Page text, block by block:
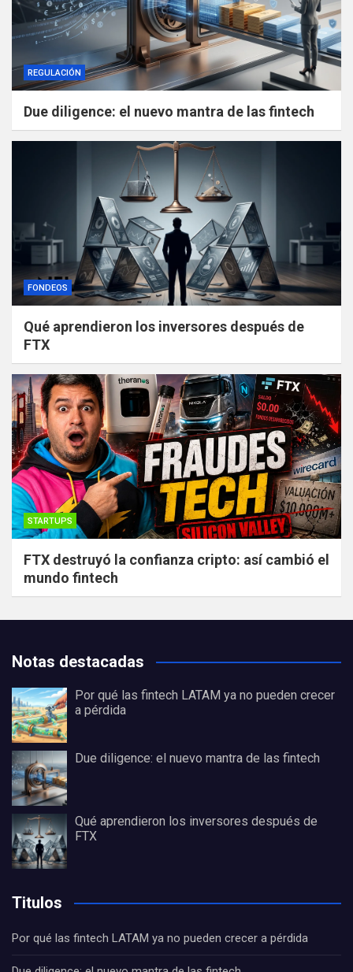
REGULACIÓN
Due diligence: el nuevo mantra de las fintech
FONDEOS
Qué aprendieron los inversores después de
FTX
STARTUPS
FTX destruyó la confianza cripto: así cambió el
mundo fintech
Notas destacadas
Por qué las fintech LATAM ya no pueden crecer
a pérdida
Due diligence: el nuevo mantra de las fintech
Qué aprendieron los inversores después de
FTX
Titulos
Por qué las fintech LATAM ya no pueden crecer a pérdida